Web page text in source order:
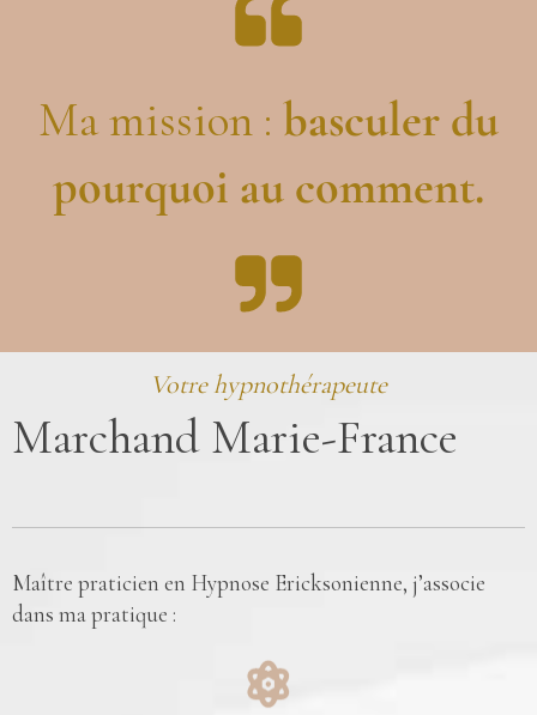
Ma mission : basculer du
pourquoi au comment.
Votre hypnothérapeute
Marchand Marie-France
Maître praticien en Hypnose Ericksonienne, j’associe
dans ma pratique :